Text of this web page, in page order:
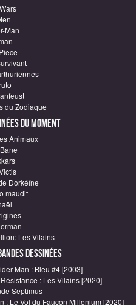
Man
du Zodiaque
du moment
Animaux
Dorkéïne
maudit
Les Vilains
Dessinées
Man : Bleu #4 [2003]
: Les Vilains [2020]
Septimus
: Le Vol du Faucon Millenium [2020]